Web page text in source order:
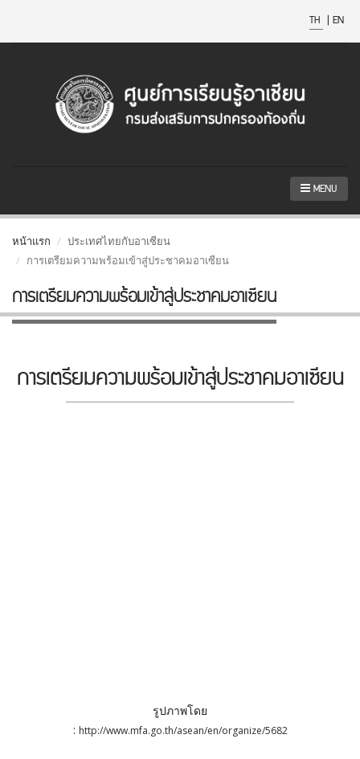
TH | EN
MENU
หน้าแรก
ประเทศไทยกับอาเซียน
การเตรียมความพร้อมเข้าสู่ประชาคมอาเซียน
การเตรียมความพร้อมเข้าสู่ประชาคมอาเซียน
การเตรียมความพร้อมเข้าสู่ประชาคมอาเซียน
รูปภาพโดย
: http://www.mfa.go.th/asean/en/organize/5682